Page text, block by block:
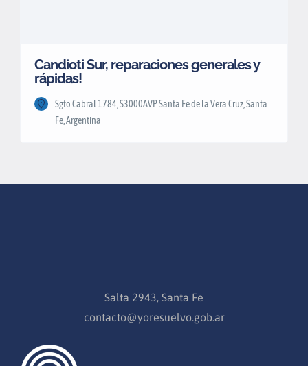
Candioti Sur, reparaciones generales y
rápidas!
Sgto Cabral 1784, S3000AVP Santa Fe de la Vera Cruz, Santa
Fe, Argentina
Salta 2943, Santa Fe
contacto@yoresuelvo.gob.ar